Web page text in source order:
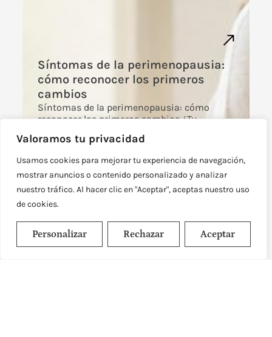
Valoramos tu privacidad
Usamos cookies para mejorar tu experiencia de navegación,
mostrar anuncios o contenido personalizado y analizar
nuestro tráfico. Al hacer clic en "Aceptar", aceptas nuestro uso
de cookies.
Personalizar Rechazar Aceptar
Síntomas de la perimenopausia:
cómo reconocer los primeros
cambios
Síntomas de la perimenopausia: cómo
reconocer los primeros cambios ¿Tu
regularidad, duermes peor,
Leer más